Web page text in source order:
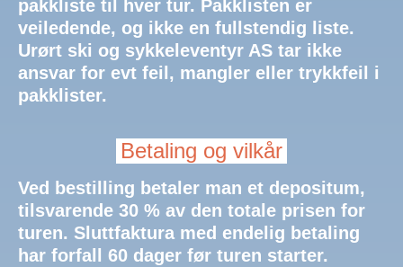
pakkliste til hver tur. Pakklisten er
veiledende, og ikke en fullstendig liste.
Urørt ski og sykkeleventyr AS tar ikke
ansvar for evt feil, mangler eller trykkfeil i
pakklister.
Betaling og vilkår
Ved bestilling betaler man et depositum,
tilsvarende 30 % av den totale prisen for
turen. Sluttfaktura med endelig betaling
har forfall 60 dager før turen starter.